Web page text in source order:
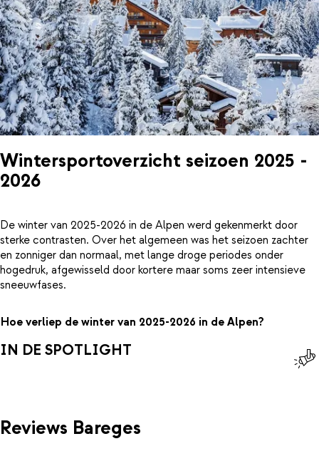
Wintersportoverzicht seizoen 2025 -
2026
De winter van 2025-2026 in de Alpen werd gekenmerkt door
sterke contrasten. Over het algemeen was het seizoen zachter
en zonniger dan normaal, met lange droge periodes onder
hogedruk, afgewisseld door kortere maar soms zeer intensieve
sneeuwfases.
Hoe verliep de winter van 2025-2026 in de Alpen?
IN DE SPOTLIGHT
Reviews Bareges